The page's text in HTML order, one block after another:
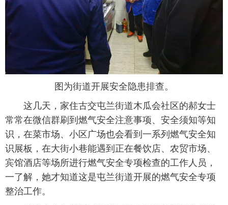
图为街道开展安全隐患排查。
这几天，家住古交屯兰街道木瓜会社区的郝女士
常常在微信群刷到燃气安全注意事项、安全须知等知
识，在菜市场、小区广场也会看到一系列燃气安全知
识展板，在大街小巷能遇到正在餐饮店、农贸市场、
宾馆酒店等场所进行燃气安全专项检查的工作人员，
一了解，她才知道这是屯兰街道开展的燃气安全专项
整治工作。